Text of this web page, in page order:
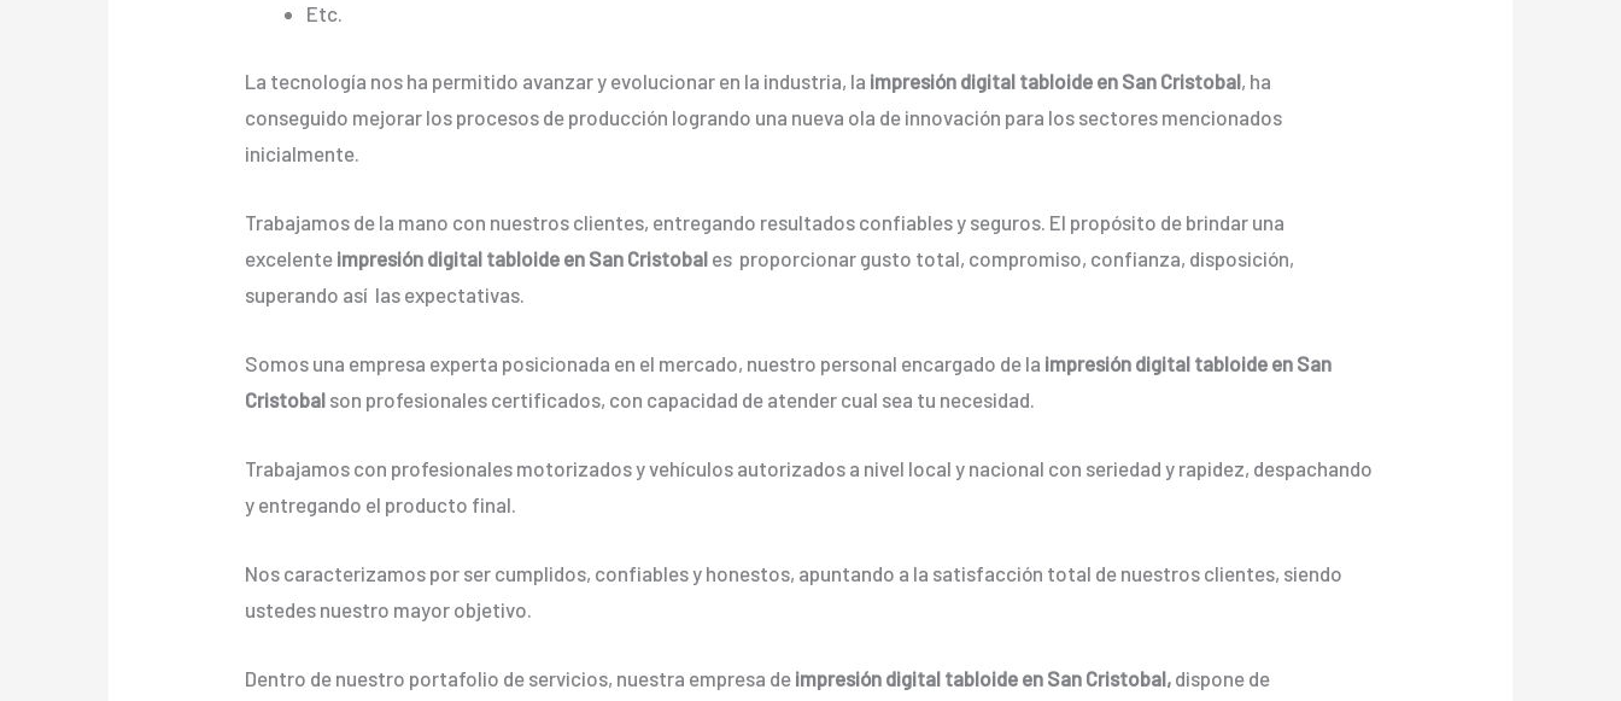
Etc.
La tecnología nos ha permitido avanzar y evolucionar en la industria, la impresión digital tabloide en San Cristobal, ha
conseguido mejorar los procesos de producción logrando una nueva ola de innovación para los sectores mencionados
inicialmente.
Trabajamos de la mano con nuestros clientes, entregando resultados confiables y seguros. El propósito de brindar una
excelente impresión digital tabloide en San Cristobal es proporcionar gusto total, compromiso, confianza, disposición,
superando así las expectativas.
Somos una empresa experta posicionada en el mercado, nuestro personal encargado de la impresión digital tabloide en San
Cristobal son profesionales certificados, con capacidad de atender cual sea tu necesidad.
Trabajamos con profesionales motorizados y vehículos autorizados a nivel local y nacional con seriedad y rapidez, despachando
y entregando el producto final.
Nos caracterizamos por ser cumplidos, confiables y honestos, apuntando a la satisfacción total de nuestros clientes, siendo
ustedes nuestro mayor objetivo.
Dentro de nuestro portafolio de servicios, nuestra empresa de impresión digital tabloide en San Cristobal, dispone de